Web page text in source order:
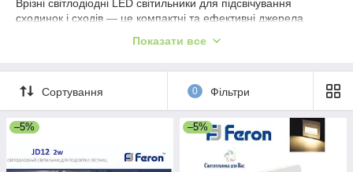
Врізні світлодіодні LED світильники для підсвічування
сходинок і сходів — це компактні та ефективні джерела
Вони мають низку переваг і особливостей, які роблять їх
Переваги:
енергоефективними та споживають набагато менше
електроенергії, порівнюючи з традиційними лампами,
що дає змогу скоротити енерговитрати та знизити
витрати на освітлення.
Показати все
Сортування 0 Фільтри
–5% –5%